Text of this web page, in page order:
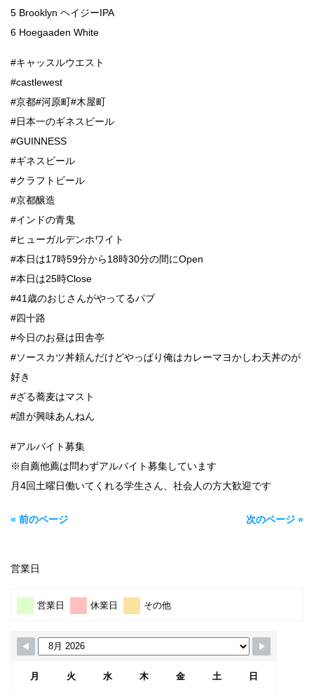
5 Brooklyn ヘイジーIPA
6 Hoegaaden White
#キャッスルウエスト
#castlewest
#京都#河原町#木屋町
#日本一のギネスビール
#GUINNESS
#ギネスビール
#クラフトビール
#京都醸造
#インドの青鬼
#ヒューガルデンホワイト
#本日は17時59分から18時30分の間にOpen
#本日は25時Close
#41歳のおじさんがやってるパブ
#四十路
#今日のお昼は田舎亭
#ソースカツ丼頼んだけどやっぱり俺はカレーマヨかしわ天丼のが
好き
#ざる蕎麦はマスト
#誰が興味あんねん
#アルバイト募集
※自薦他薦は問わずアルバイト募集しています
月4回土曜日働いてくれる学生さん、社会人の方大歓迎です
« 前のページ 次のページ »
営業日
営業日 休業日 その他
月 火 水 木 金 土 日